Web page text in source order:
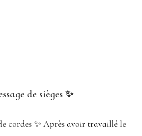
de sièges ✨
cordes ✨ Après avoir travaillé le